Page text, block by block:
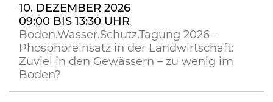
10. DEZEMBER 2026
09:00 BIS 13:30 UHR
Boden.Wasser.Schutz.Tagung 2026 -
Phosphoreinsatz in der Landwirtschaft:
Zuviel in den Gewässern – zu wenig im
Boden?